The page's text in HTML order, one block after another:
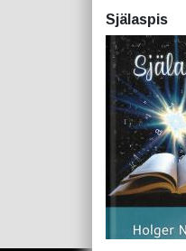
Själaspis